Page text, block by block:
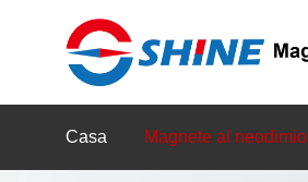
Casa Magnete al neodimio